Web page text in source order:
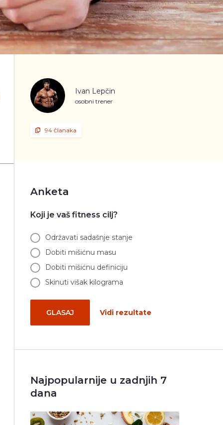
Ivan Lepčin
osobni trener
94 članaka
Anketa
Koji je vaš fitness cilj?
Održavati sadašnje stanje
Dobiti mišićnu masu
Dobiti mišićnu definiciju
Skinuti višak kilograma
GLASAJ Vidi rezultate
Najpopularnije u zadnjih 7
dana